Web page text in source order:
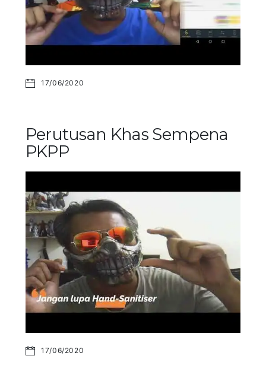
17/06/2020
Perutusan Khas Sempena
PKPP
17/06/2020